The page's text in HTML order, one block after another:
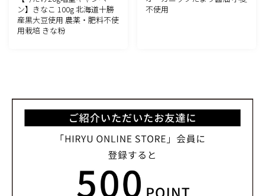
ン】きなこ 100g 北海道十勝
産黒大豆使用 農薬・肥料不使
用栽培 きな粉
不使用